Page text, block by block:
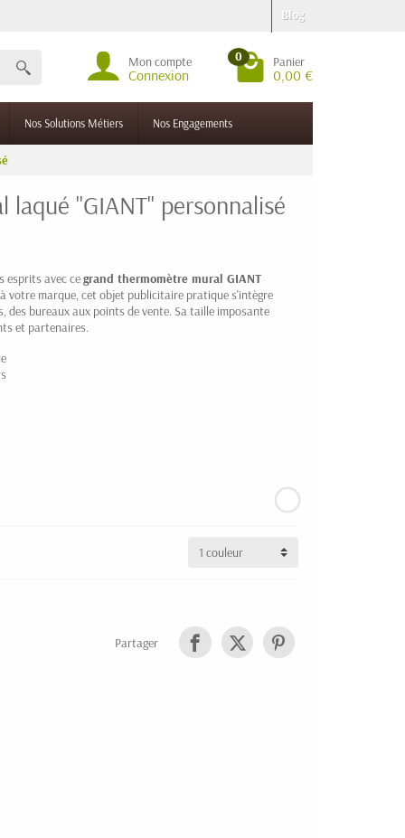
Blog
Mon compte
Connexion
0 Panier
0,00 €
Nos Solutions Métiers Nos Engagements
"GIANT" personnalisé
esprits avec cegrand thermomètre mural GIANT
votre marque, cet objet publicitaire pratique s'intègre
bureaux aux points de vente. Sa taille imposante
et partenaires.
Partager